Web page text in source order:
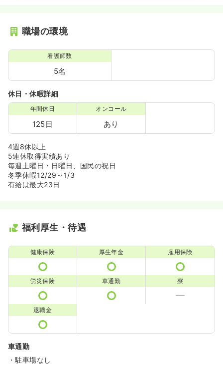
職場の環境
看護師数
5名
休日・休暇詳細
年間休日
125日
オンコール
あり
4週8休以上
5連休取得実績あり
毎週土曜日・日曜日、国民の祝日
冬季休暇12/29～1/3
有給は最大23日
福利厚生・待遇
健康保険 厚生年金 雇用保険
労災保険 車通勤 寮
退職金
車通勤
・駐車場なし